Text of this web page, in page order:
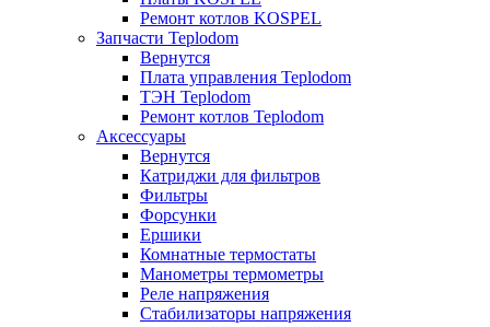
Ремонт котлов KOSPEL
Запчасти Teplodom
Вернутся
Плата управления Teplodom
ТЭН Teplodom
Ремонт котлов Teplodom
Аксессуары
Вернутся
Катриджи для фильтров
Фильтры
Форсунки
Ершики
Комнатные термостаты
Манометры термометры
Реле напряжения
Стабилизаторы напряжения